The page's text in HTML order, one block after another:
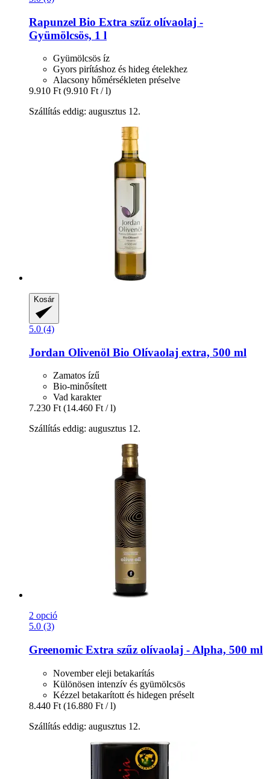
Rapunzel Bio Extra szűz olívaolaj -​
Gyümölcsös, 1 l
Gyümölcsös íz
Gyors pirításhoz és hideg ételekhez
Alacsony hőmérsékleten préselve
9.910 Ft (9.910 Ft / l)
Szállítás eddig: augusztus 12.
Kosár
5.0 (4)
Jordan Olivenöl Bio Olívaolaj extra, 500 ml
Zamatos ízű
Bio-minősített
Vad karakter
7.230 Ft (14.460 Ft / l)
Szállítás eddig: augusztus 12.
2 opció
5.0 (3)
Greenomic Extra szűz olívaolaj -​ Alpha, 500 ml
November eleji betakarítás
Különösen intenzív és gyümölcsös
Kézzel betakarított és hidegen préselt
8.440 Ft (16.880 Ft / l)
Szállítás eddig: augusztus 12.